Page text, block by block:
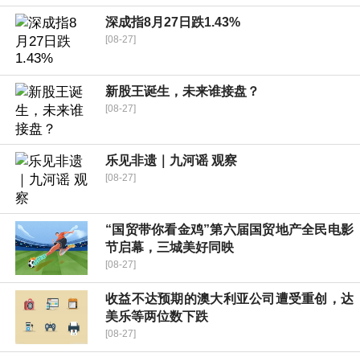
深成指8月27日跌1.43%
[08-27]
新股王诞生，未来谁接盘？
[08-27]
乐见非遗｜九河谣 观察
[08-27]
“国贸带你看金鸡”第六届国贸地产全民电影
节启幕，三城美好同映
[08-27]
收益不达预期的澳大利亚公司遭受重创，达
美乐等两位数下跌
[08-27]